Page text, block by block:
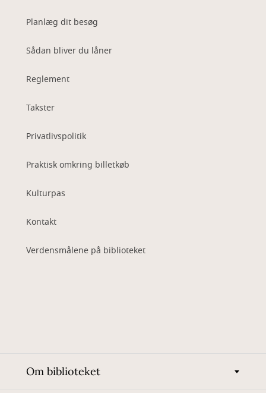
Planlæg dit besøg
Sådan bliver du låner
Reglement
Takster
Privatlivspolitik
Praktisk omkring billetkøb
Kulturpas
Kontakt
Verdensmålene på biblioteket
Om biblioteket